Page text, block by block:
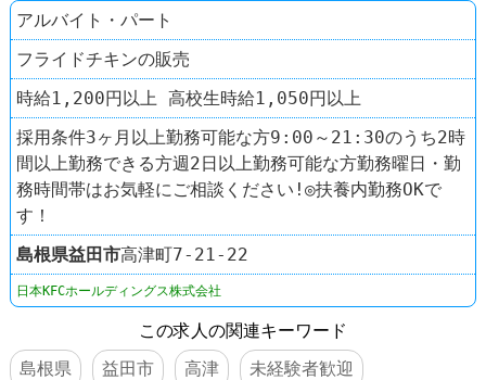
アルバイト・パート
フライドチキンの販売
時給1,200円以上 高校生時給1,050円以上
採用条件3ヶ月以上勤務可能な方9:00～21:30のうち2時
間以上勤務できる方週2日以上勤務可能な方勤務曜日・勤
務時間帯はお気軽にご相談ください!◎扶養内勤務OKで
す！
島根県益田市高津町7-21-22
日本KFCホールディングス株式会社
この求人の関連キーワード
島根県
益田市 高津 未経験者歓迎